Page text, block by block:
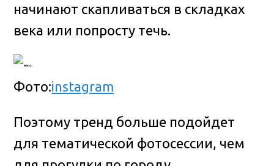
начинают скапливаться в складках
века или попросту течь.
Фото:instagram
Поэтому тренд больше подойдет
для тематической фотосессии, чем